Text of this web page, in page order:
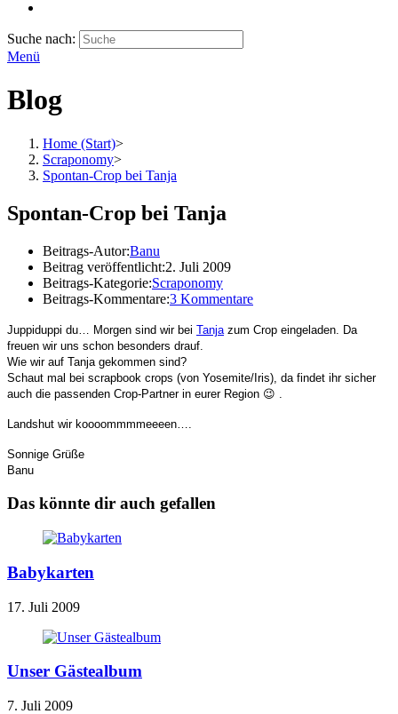
Suche nach:
Menü
Blog
Home (Start)>
Scraponomy>
Spontan-Crop bei Tanja
Spontan-Crop bei Tanja
Beitrags-Autor:Banu
Beitrag veröffentlicht:2. Juli 2009
Beitrags-Kategorie:Scraponomy
Beitrags-Kommentare:3 Kommentare
Juppiduppi du… Morgen sind wir bei Tanja zum Crop eingeladen. Da
freuen wir uns schon besonders drauf.
Wie wir auf Tanja gekommen sind?
Schaut mal bei scrapbook crops (von Yosemite/Iris), da findet ihr sicher
auch die passenden Crop-Partner in eurer Region 😉 .
Landshut wir koooommmmeeeen….
Sonnige Grüße
Banu
Das könnte dir auch gefallen
Babykarten
17. Juli 2009
Unser Gästealbum
7. Juli 2009